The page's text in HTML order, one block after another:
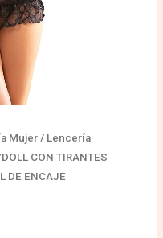
Mujer / Lencería
CON TIRANTES
DE ENCAJE